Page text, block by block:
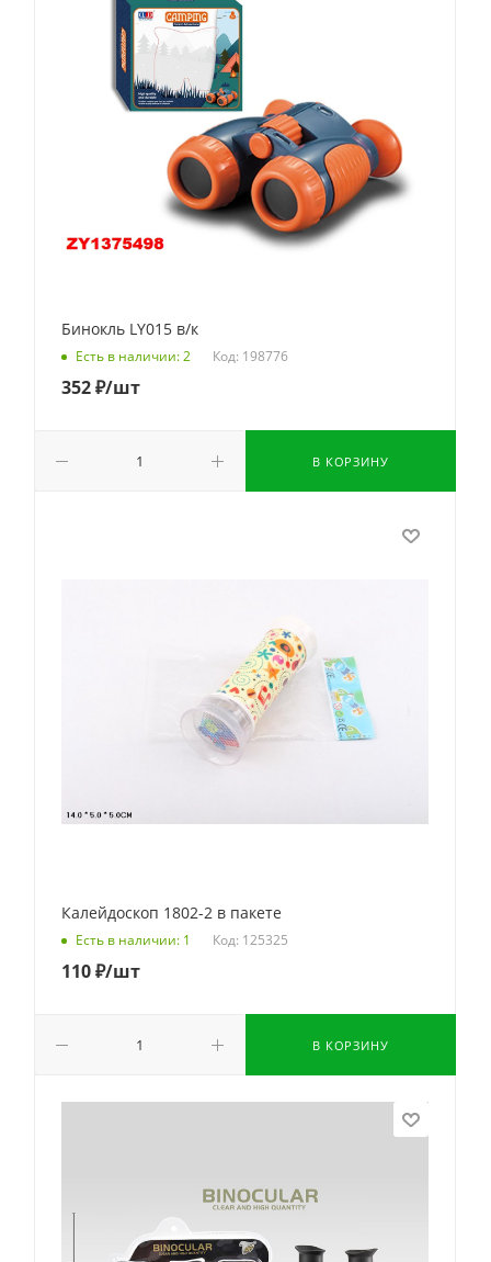
Бинокль LY015 в/к
Есть в наличии: 2 Код: 198776
352₽/шт
В КОРЗИНУ
Калейдоскоп 1802-2 в пакете
Есть в наличии: 1 Код: 125325
110₽/шт
В КОРЗИНУ